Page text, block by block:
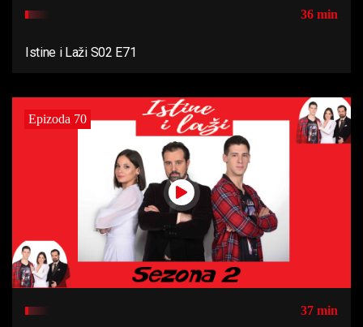
36 min
Istine i Laži S02 E71
Epizoda 70
37 min